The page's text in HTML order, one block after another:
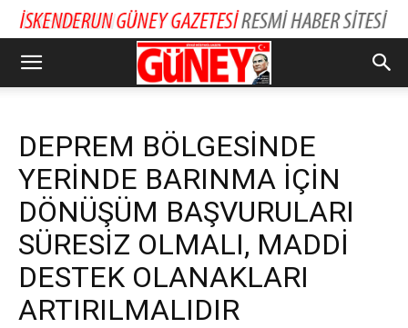
DEPREM BÖLGESİNDE
YERİNDE BARINMA İÇİN
DÖNÜŞÜM BAŞVURULARI
SÜRESİZ OLMALI, MADDİ
DESTEK OLANAKLARI
ARTIRILMALIDIR